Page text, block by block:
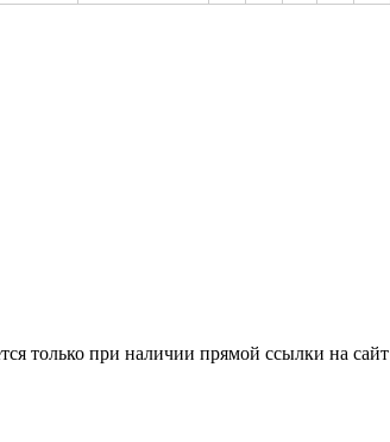
только при наличии прямой ссылки на сайт